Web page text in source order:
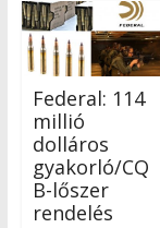
Federal: 114
millió
dolláros
gyakorló/CQ
B-lőszer
rendelés